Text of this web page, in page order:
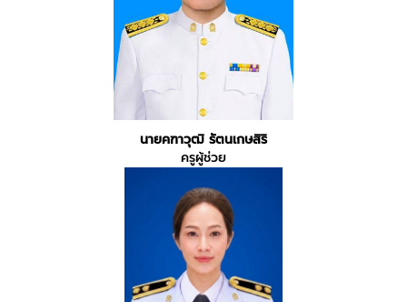
นายคฑาวุฒิ รัตนเกษสิริ
ครูผู้ช่วย